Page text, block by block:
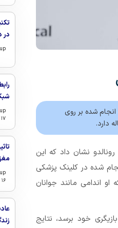
ساله است و آزمایشات انجام شده بر روی
نشان داد که این
بررسی‌های انجام شده در کلینک پزشکی
اندامی مانند جوانان
بازیگری خود برسد، نتایج
در
۱۷ اردیبهشت, ۱۴۰۵
۱۶ اردیبهشت, ۱۴۰۵